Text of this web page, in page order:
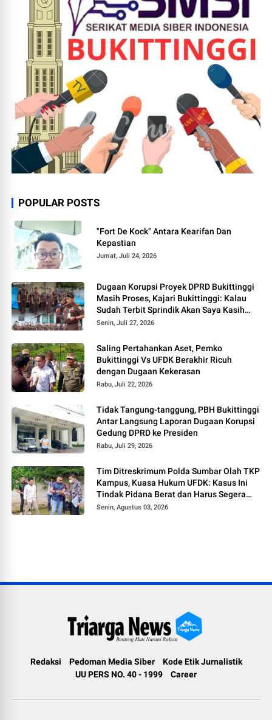
POPULAR POSTS
"Fort De Kock" Antara Kearifan Dan
Kepastian
Jumat, Juli 24, 2026
Dugaan Korupsi Proyek DPRD Bukittinggi
Masih Proses, Kajari Bukittinggi: Kalau
Sudah Terbit Sprindik Akan Saya Kasih
Kabar
Senin, Juli 27, 2026
Saling Pertahankan Aset, Pemko
Bukittinggi Vs UFDK Berakhir Ricuh
dengan Dugaan Kekerasan
Rabu, Juli 22, 2026
Tidak Tangung-tanggung, PBH Bukittinggi
Antar Langsung Laporan Dugaan Korupsi
Gedung DPRD ke Presiden
Rabu, Juli 29, 2026
Tim Ditreskrimum Polda Sumbar Olah TKP
Kampus, Kuasa Hukum UFDK: Kasus Ini
Tindak Pidana Berat dan Harus Segera
Tetapkan Tersangka
Senin, Agustus 03, 2026
Redaksi Pedoman Media Siber
Kode Etik Jurnalistik
UU PERS NO. 40 - 1999
Career